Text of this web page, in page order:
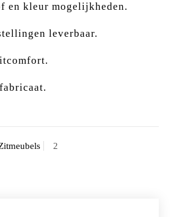
en kleur mogelijkheden.
leverbaar.